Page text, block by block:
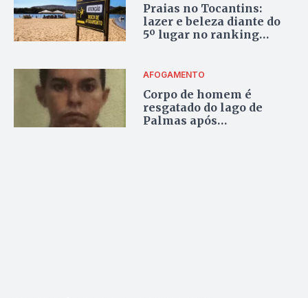
Praias no Tocantins:
lazer e beleza diante do
5º lugar no ranking
AFOGAMENTO
Corpo de homem é
resgatado do lago de
Palmas após